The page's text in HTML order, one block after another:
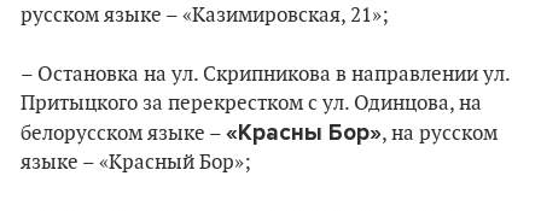
русском языке – «Казимировская, 21»;
– Остановка на ул. Скрипникова в направлении ул.
Притыцкого за перекрестком с ул. Одинцова, на
белорусском языке – «Красны Бор», на русском
языке – «Красный Бор»;